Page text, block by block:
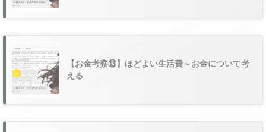
【お金考察⑬】ほどよい生活費～お金について考
える